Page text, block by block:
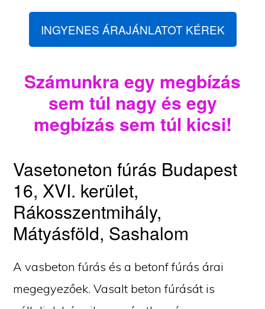
INGYENES ÁRAJÁNLATOT KÉREK
Számunkra egy megbízás
sem túl nagy és egy
megbízás sem túl kicsi!
Vasetoneton fúrás Budapest
16, XVI. kerület,
Rákosszentmihály,
Mátyásföld, Sashalom
A vasbeton fúrás és a betonf fúrás árai
megegyezőek. Vasalt beton fúrását is